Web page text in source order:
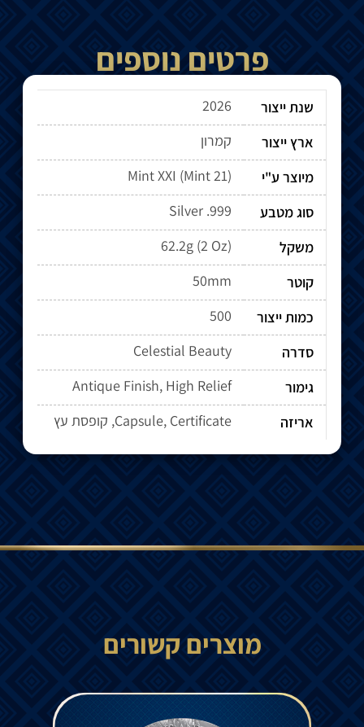
פרטים נוספים
שנת ייצור
2026
ארץ ייצור
קמרון
מיוצר ע"י
סוג מטבע
Silver .999
משקל
62.2g (2 Oz)
קוטר
50mm
כמות ייצור
500
סדרה
Celestial Beauty
גימור
Antique Finish, High Relief
אריזה
Capsule, Certificate, קופסת עץ
מוצרים קשורים